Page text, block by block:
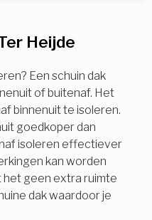
Heijde
Een schuin dak
of buitenaf. Het
binnenuit te isoleren.
goedkoper dan
isoleren effectiever
kan worden
het geen extra ruimte
dak waardoor je
nu direct uw
mail.